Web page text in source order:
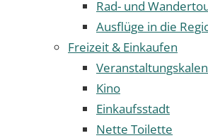
Rad- und
Ausflüge in die
Freizeit & Einkaufen
Kino
Einkaufsstadt
Nette Toilette